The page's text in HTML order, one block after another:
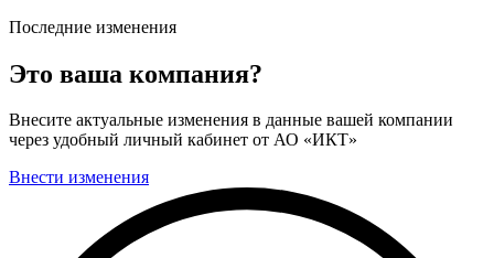
Последние изменения
Это ваша компания?
Внесите актуальные изменения в данные вашей компании
через удобный личный кабинет от АО «ИКТ»
Внести изменения